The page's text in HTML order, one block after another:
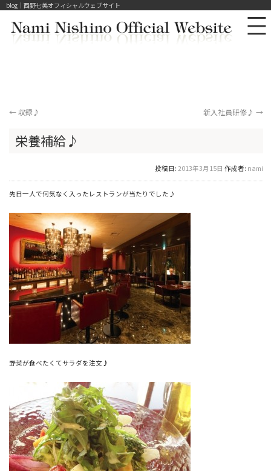
blog｜西野七美オフィシャルウェブサイト
←収録♪ 新入社員研修♪ →
栄養補給♪
投稿日: 2013年3月15日 作成者: nami
先日一人で何気なく入ったレストランが当たりでした♪
野菜が食べたくてサラダを注文♪